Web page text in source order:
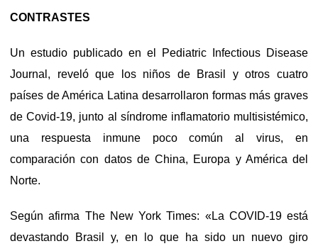
CONTRASTES
Un estudio publicado en el Pediatric Infectious Disease
Journal, reveló que los niños de Brasil y otros cuatro
países de América Latina desarrollaron formas más graves
de Covid-19, junto al síndrome inflamatorio multisistémico,
una respuesta inmune poco común al virus, en
comparación con datos de China, Europa y América del
Norte.
Según afirma The New York Times: «La COVID-19 está
devastando Brasil y, en lo que ha sido un nuevo giro